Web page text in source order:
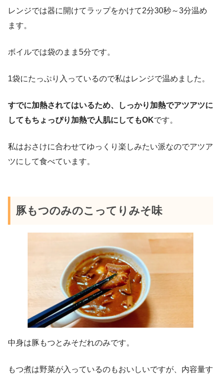
レンジでは器に開けてラップをかけて2分30秒～3分温め
ます。
ボイルでは袋のまま5分です。
1袋にたっぷり入っているので私はレンジで温めました。
すでに加熱されてはいるため、しっかり加熱でアツアツに
してもちょっぴり加熱で人肌にしてもOKです。
私はおさけに合わせてゆっくり楽しみたい派なのでアツア
ツにして食べています。
豚もつのみのこってりみそ味
中身は豚もつとみそだれのみです。
もつ煮は野菜が入っているのもおいしいですが、内容量す